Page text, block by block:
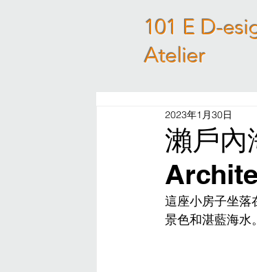
101 E D-
Atelier
瀨戶內
2023年1月30日
這座小房子坐落
景色和湛藍海水